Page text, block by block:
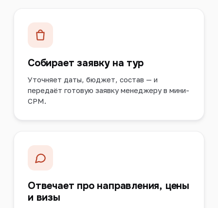
Собирает заявку на тур
Уточняет даты, бюджет, состав — и
передаёт готовую заявку менеджеру в мини-
СРМ.
Отвечает про направления, цены
и визы